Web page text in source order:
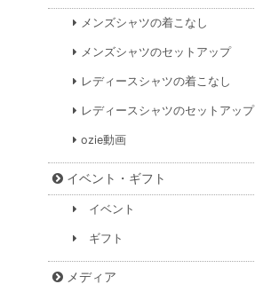
メンズシャツの着こなし
メンズシャツのセットアップ
レディースシャツの着こなし
レディースシャツのセットアップ
ozie動画
イベント・ギフト
イベント
ギフト
メディア